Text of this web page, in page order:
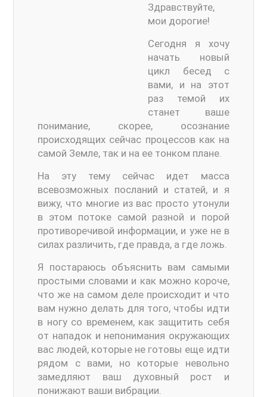
Здравствуйте,
мои дорогие!
Сегодня я хочу
начать новый
цикл бесед с
вами, и на этот
раз темой их
станет ваше
понимание, скорее, осознание
происходящих сейчас процессов как на
самой Земле, так и на ее тонком плане.
На эту тему сейчас идет масса
всевозможных посланий и статей, и я
вижу, что многие из вас просто утонули
в этом потоке самой разной и порой
противоречивой информации, и уже не в
силах различить, где правда, а где ложь.
Я постараюсь объяснить вам самыми
простыми словами и как можно короче,
что же на самом деле происходит и что
вам нужно делать для того, чтобы идти
в ногу со временем, как защитить себя
от нападок и непонимания окружающих
вас людей, которые не готовы еще идти
рядом с вами, но которые невольно
замедляют ваш духовный рост и
понижают ваши вибрации.